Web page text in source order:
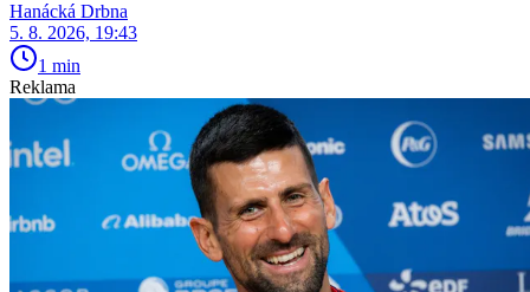
Hanácká Drbna
5. 8. 2026, 19:43
1 min
Reklama